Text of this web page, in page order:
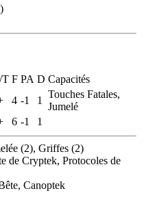
T F PA D Capacités
4 -1 1
Touches Fatales,
Jumelé
6 -1 1
(2), Griffes (2)
de Cryptek, Protocoles de
Canoptek